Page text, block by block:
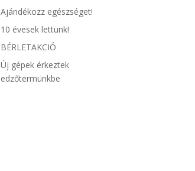
Ajándékozz egészséget!
10 évesek lettünk!
BÉRLETAKCIÓ
Új gépek érkeztek
edzőtermünkbe